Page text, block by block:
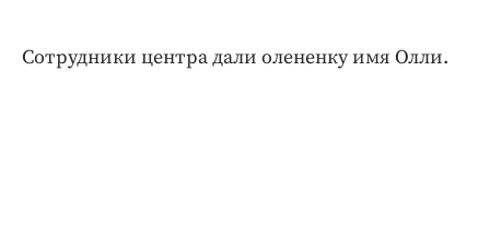
Сотрудники центра дали олененку имя Олли.